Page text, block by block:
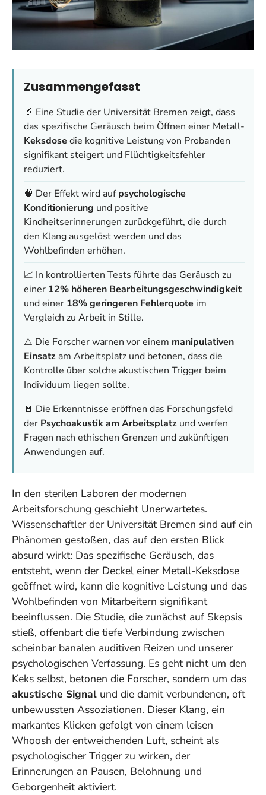
Zusammengefasst
🔬 Eine Studie der Universität Bremen zeigt, dass
das spezifische Geräusch beim Öffnen einer Metall-
Keksdose die kognitive Leistung von Probanden
signifikant steigert und Flüchtigkeitsfehler
reduziert.
🧠 Der Effekt wird aufpsychologische
Konditionierung und positive
Kindheitserinnerungen zurückgeführt, die durch
den Klang ausgelöst werden und das
Wohlbefinden erhöhen.
📈 In kontrollierten Tests führte das Geräusch zu
einer 12% höheren Bearbeitungsgeschwindigkeit
und einer 18% geringeren Fehlerquote im
Vergleich zu Arbeit in Stille.
⚠️ Die Forscher warnen vor einem manipulativen
Einsatz am Arbeitsplatz und betonen, dass die
Kontrolle über solche akustischen Trigger beim
Individuum liegen sollte.
🚪 Die Erkenntnisse eröffnen das Forschungsfeld
der Psychoakustik am Arbeitsplatz und werfen
Fragen nach ethischen Grenzen und zukünftigen
Anwendungen auf.
In den sterilen Laboren der modernen
Arbeitsforschung geschieht Unerwartetes.
Wissenschaftler der Universität Bremen sind auf ein
Phänomen gestoßen, das auf den ersten Blick
absurd wirkt: Das spezifische Geräusch, das
entsteht, wenn der Deckel einer Metall-Keksdose
geöffnet wird, kann die kognitive Leistung und das
Wohlbefinden von Mitarbeitern signifikant
beeinflussen. Die Studie, die zunächst auf Skepsis
stieß, offenbart die tiefe Verbindung zwischen
scheinbar banalen auditiven Reizen und unserer
psychologischen Verfassung. Es geht nicht um den
Keks selbst, betonen die Forscher, sondern um das
akustische Signal und die damit verbundenen, oft
unbewussten Assoziationen. Dieser Klang, ein
markantes Klicken gefolgt von einem leisen
Whoosh der entweichenden Luft, scheint als
psychologischer Trigger zu wirken, der
Erinnerungen an Pausen, Belohnung und
Geborgenheit aktiviert.